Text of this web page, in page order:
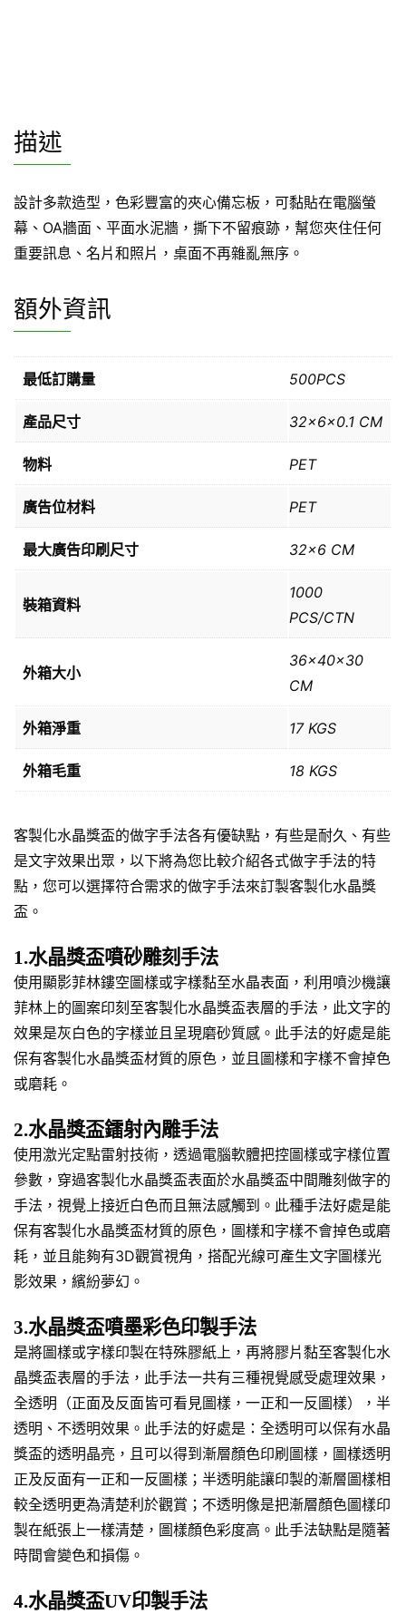
描述
設計多款造型，色彩豐富的夾心備忘板，可黏貼在電腦螢
幕、OA牆面、平面水泥牆，撕下不留痕跡，幫您夾住任何
重要訊息、名片和照片，桌面不再雜亂無序。
額外資訊
最低訂購量 500PCS
產品尺寸 32x6x0.1 CM
物料 PET
廣告位材料 PET
最大廣告印刷尺寸 32×6 CM
裝箱資料
1000
PCS/CTN
外箱大小
36x40x30
CM
外箱淨重 17 KGS
外箱毛重 18 KGS
客製化水晶獎盃的做字手法各有優缺點，有些是耐久、有些
是文字效果出眾，以下將為您比較介紹各式做字手法的特
點，您可以選擇符合需求的做字手法來訂製客製化水晶獎
盃。
1.水晶獎盃噴砂雕刻手法
使用顯影菲林鏤空圖樣或字樣黏至水晶表面，利用噴沙機讓
菲林上的圖案印刻至客製化水晶獎盃表層的手法，此文字的
效果是灰白色的字樣並且呈現磨砂質感。此手法的好處是能
保有客製化水晶獎盃材質的原色，並且圖樣和字樣不會掉色
或磨耗。
2.水晶獎盃鐳射內雕手法
使用激光定點雷射技術，透過電腦軟體把控圖樣或字樣位置
參數，穿過客製化水晶獎盃表面於水晶獎盃中間雕刻做字的
手法，視覺上接近白色而且無法感觸到。此種手法好處是能
保有客製化水晶獎盃材質的原色，圖樣和字樣不會掉色或磨
耗，並且能夠有3D觀賞視角，搭配光線可產生文字圖樣光
影效果，繽紛夢幻。
3.水晶獎盃噴墨彩色印製手法
是將圖樣或字樣印製在特殊膠紙上，再將膠片黏至客製化水
晶獎盃表層的手法，此手法一共有三種視覺感受處理效果，
全透明（正面及反面皆可看見圖樣，一正和一反圖樣），半
透明、不透明效果。此手法的好處是：全透明可以保有水晶
獎盃的透明晶亮，且可以得到漸層顏色印刷圖樣，圖樣透明
正及反面有一正和一反圖樣；半透明能讓印製的漸層圖樣相
較全透明更為清楚利於觀賞；不透明像是把漸層顏色圖樣印
製在紙張上一樣清楚，圖樣顏色彩度高。此手法缺點是隨著
時間會變色和損傷。
4.水晶獎盃UV印製手法